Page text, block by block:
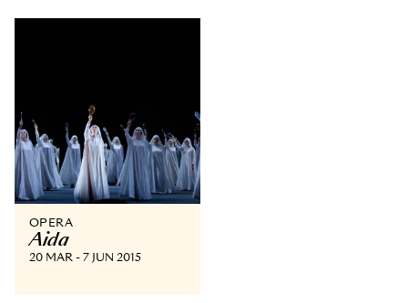
OPERA
Aida
20 MAR - 7 JUN 2015